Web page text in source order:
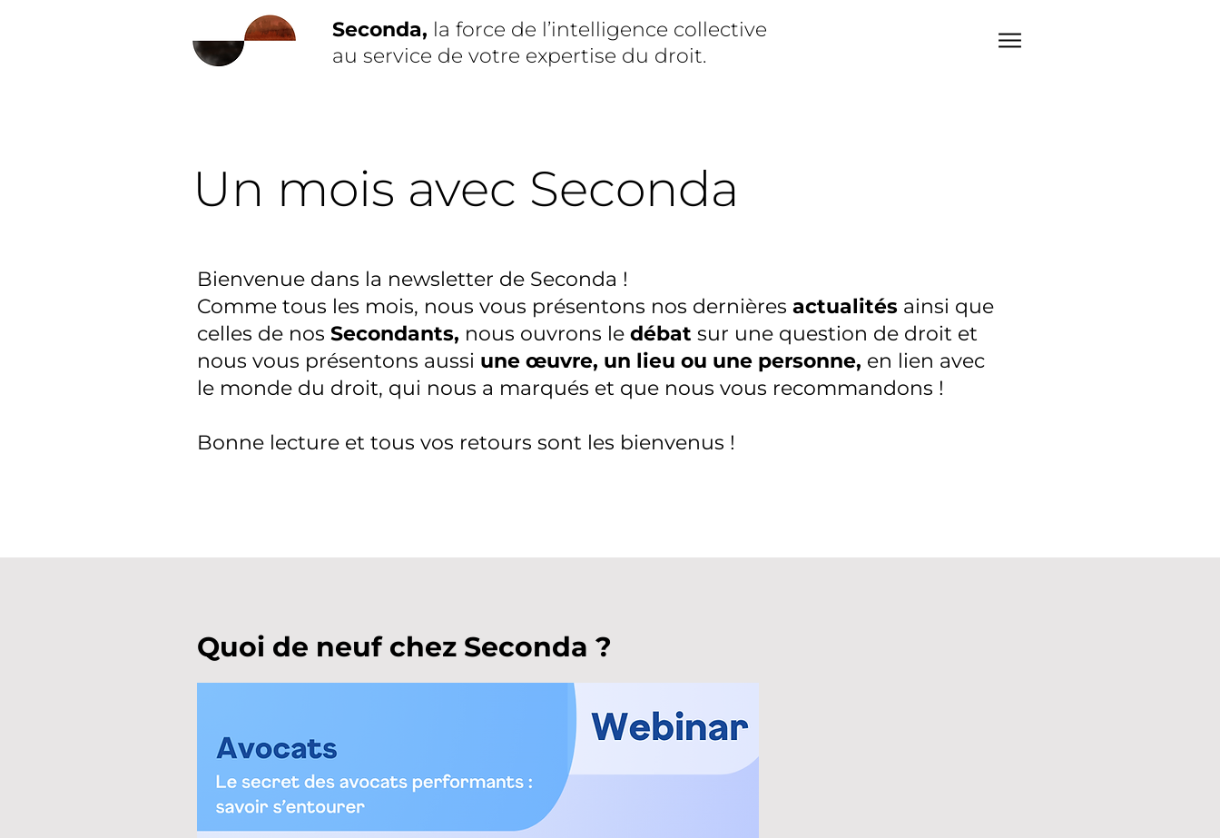
Seconda, la force de l’intelligence collective
au service de votre expertise du droit.
Un mois avec Seconda
Bienvenue dans la newsletter de Seconda !
Comme tous les mois, nous vous présentons nos dernières actualités ainsi que
celles de nos Secondants, nous ouvrons le débat sur une question de droit et
nous vous présentons aussi une œuvre, un lieu ou une personne, en lien avec
le monde du droit, qui nous a marqués et que nous vous recommandons !
Bonne lecture et tous vos retours sont les bienvenus !
Quoi de neuf chez Seconda ?